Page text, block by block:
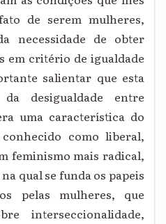
de serem mulheres,
necessidade de obter
em critério de igualdade
salientar que esta
desigualdade entre
uma característica do
como liberal,
feminismo mais radical,
qual se funda os papeis
pelas mulheres, que
interseccionalidade,